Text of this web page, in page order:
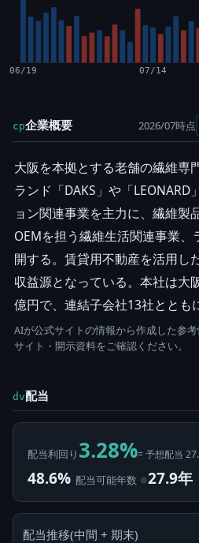
06/19 07/14
cp企業概要 2026/07時点
大阪を本拠とする老舗の繊維専
ランド「DAKS」や「
ョン関連事業を主力に、繊維製
OEMを担う繊維生活関連事業
開する。賃貸用不動産を活用し
収益源となっている。本社は大
億円で、連結子会社13社ととも
AIが公式サイトの情報から作成した参
サイト・開示資料をご確認ください。
dv配当
配当利回り 3.28%= 予想配当
48.6% 配当可能年数 ⊙27.9年
配当推移(中間 + 期末)